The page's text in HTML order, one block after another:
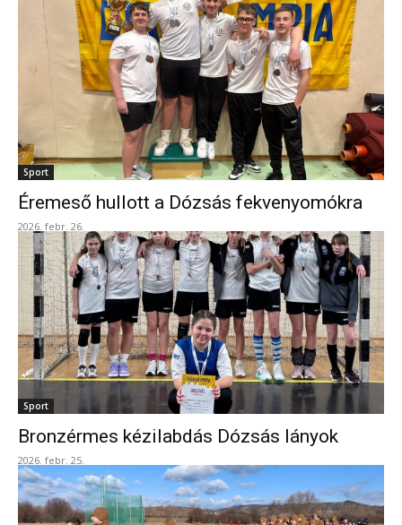
Sport
Éremeső hullott a Dózsás fekvenyomókra
2026. febr. 26.
Sport
Bronzérmes kézilabdás Dózsás lányok
2026. febr. 25.